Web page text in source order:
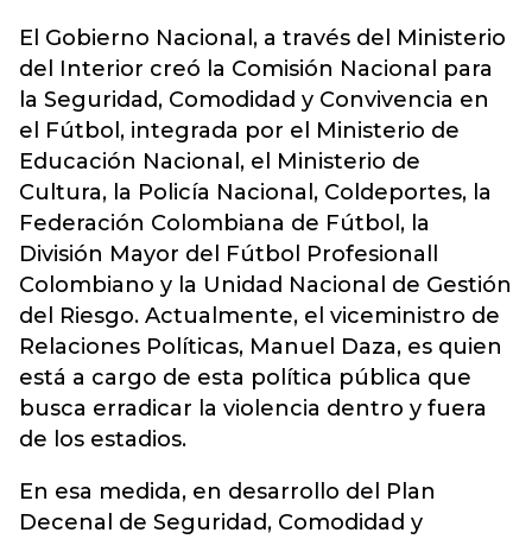
El Gobierno Nacional, a través del Ministerio
del Interior creó la Comisión Nacional para
la Seguridad, Comodidad y Convivencia en
el Fútbol, integrada por el Ministerio de
Educación Nacional, el Ministerio de
Cultura, la Policía Nacional, Coldeportes, la
Federación Colombiana de Fútbol, la
División Mayor del Fútbol Profesionall
Colombiano y la Unidad Nacional de Gestión
del Riesgo. Actualmente, el viceministro de
Relaciones Políticas, Manuel Daza, es quien
está a cargo de esta política pública que
busca erradicar la violencia dentro y fuera
de los estadios.
En esa medida, en desarrollo del Plan
Decenal de Seguridad, Comodidad y